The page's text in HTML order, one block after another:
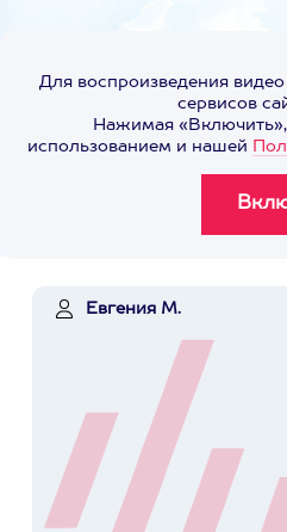
Для воспроизведения
сервисов
Нажимая
использованием и нашей
Евгения М.